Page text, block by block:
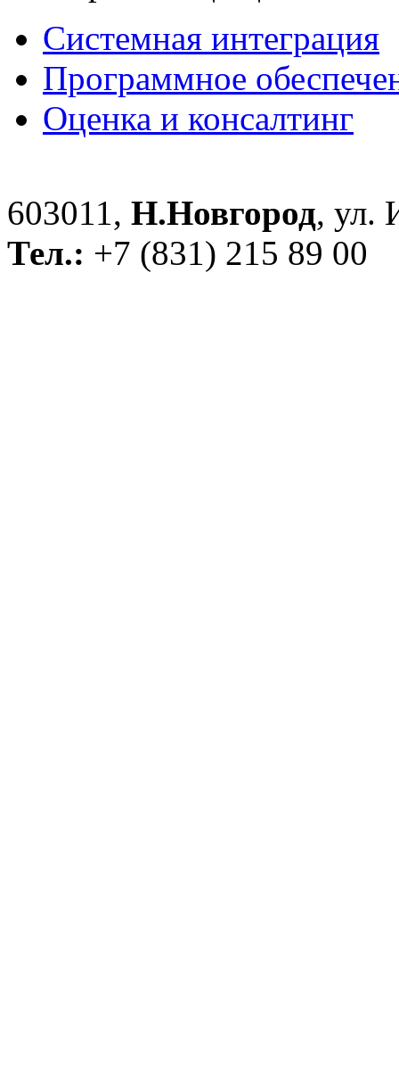
Системная интеграция
Программное
Оценка и консалтинг
603011, Н.Новгород, ул.
Тел.: +7 (831) 215 89 00